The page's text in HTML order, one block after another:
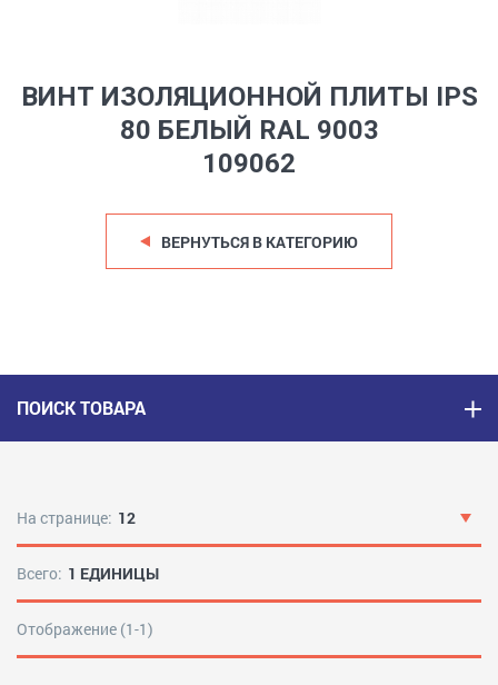
ВИНТ ИЗОЛЯЦИОННОЙ ПЛИТЫ IPS
80 БЕЛЫЙ RAL 9003
109062
ВЕРНУТЬСЯ В КАТЕГОРИЮ
ПОИСК ТОВАРА
На странице: 12
Всего: 1 ЕДИНИЦЫ
Отображение (1-1)